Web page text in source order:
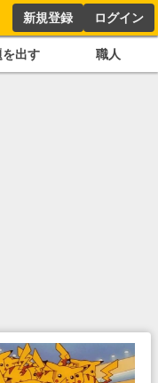
新規登録 ログイン
を出す 職人